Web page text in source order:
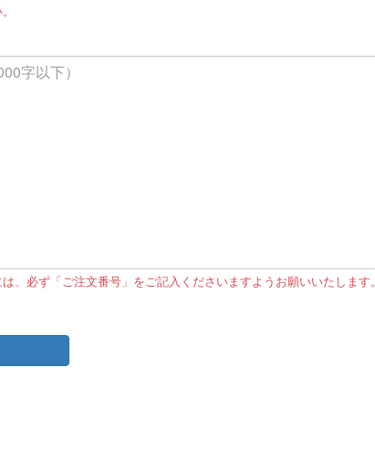
、必ず「ご注文番号」をご記入くださいますようお願いいたします。